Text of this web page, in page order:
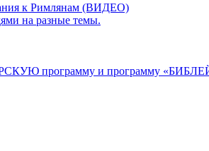
к Римлянам (ВИДЕО)
на разные темы.
программу и программу